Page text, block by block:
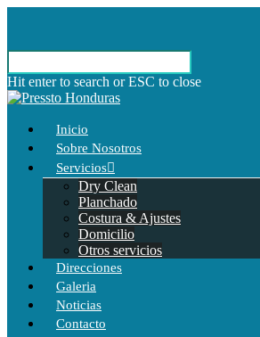
Hit enter to search or ESC to close
Inicio
Sobre Nosotros
Servicios
Dry Clean
Planchado
Costura & Ajustes
Domicilio
Otros servicios
Direcciones
Galeria
Noticias
Contacto